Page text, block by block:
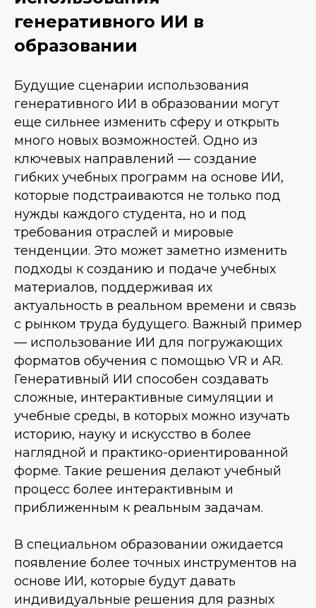
генеративного ИИ в
образовании
Будущие сценарии использования
генеративного ИИ в образовании могут
еще сильнее изменить сферу и открыть
много новых возможностей. Одно из
ключевых направлений — создание
гибких учебных программ на основе ИИ,
которые подстраиваются не только под
нужды каждого студента, но и под
требования отраслей и мировые
тенденции. Это может заметно изменить
подходы к созданию и подаче учебных
материалов, поддерживая их
актуальность в реальном времени и связь
с рынком труда будущего. Важный пример
— использование ИИ для погружающих
форматов обучения с помощью VR и AR.
Генеративный ИИ способен создавать
сложные, интерактивные симуляции и
учебные среды, в которых можно изучать
историю, науку и искусство в более
наглядной и практико-ориентированной
форме. Такие решения делают учебный
процесс более интерактивным и
приближенным к реальным задачам.
В специальном образовании ожидается
появление более точных инструментов на
основе ИИ, которые будут давать
индивидуальные решения для разных